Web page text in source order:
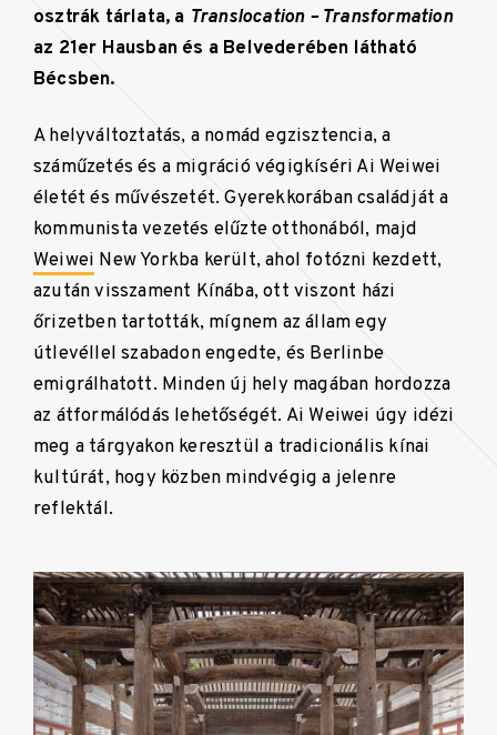
osztrák tárlata, a Translocation – Transformation
az 21er Hausban és a Belvederében látható
Bécsben.
A helyváltoztatás, a nomád egzisztencia, a
száműzetés és a migráció végigkíséri Ai Weiwei
életét és művészetét. Gyerekkorában családját a
kommunista vezetés elűzte otthonából, majd
Weiwei New Yorkba került, ahol fotózni kezdett,
azután visszament Kínába, ott viszont házi
őrizetben tartották, mígnem az állam egy
útlevéllel szabadon engedte, és Berlinbe
emigrálhatott. Minden új hely magában hordozza
az átformálódás lehetőségét. Ai Weiwei úgy idézi
meg a tárgyakon keresztül a tradicionális kínai
kultúrát, hogy közben mindvégig a jelenre
reflektál.